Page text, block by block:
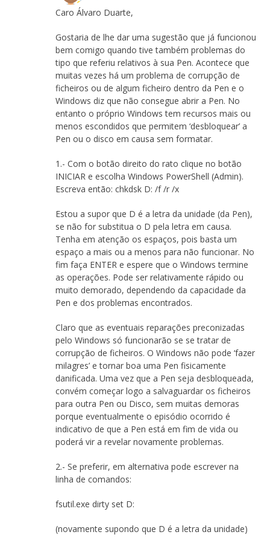
Caro Álvaro Duarte,
Gostaria de lhe dar uma sugestão que já funcionou
bem comigo quando tive também problemas do
tipo que referiu relativos à sua Pen. Acontece que
muitas vezes há um problema de corrupção de
ficheiros ou de algum ficheiro dentro da Pen e o
Windows diz que não consegue abrir a Pen. No
entanto o próprio Windows tem recursos mais ou
menos escondidos que permitem ‘desbloquear’ a
Pen ou o disco em causa sem formatar.
1.- Com o botão direito do rato clique no botão
INICIAR e escolha Windows PowerShell (Admin).
Escreva então: chkdsk D: /f /r /x
Estou a supor que D é a letra da unidade (da Pen),
se não for substitua o D pela letra em causa.
Tenha em atenção os espaços, pois basta um
espaço a mais ou a menos para não funcionar. No
fim faça ENTER e espere que o Windows termine
as operações. Pode ser relativamente rápido ou
muito demorado, dependendo da capacidade da
Pen e dos problemas encontrados.
Claro que as eventuais reparações preconizadas
pelo Windows só funcionarão se se tratar de
corrupção de ficheiros. O Windows não pode ‘fazer
milagres’ e tornar boa uma Pen fisicamente
danificada. Uma vez que a Pen seja desbloqueada,
convém começar logo a salvaguardar os ficheiros
para outra Pen ou Disco, sem muitas demoras
porque eventualmente o episódio ocorrido é
indicativo de que a Pen está em fim de vida ou
poderá vir a revelar novamente problemas.
2.- Se preferir, em alternativa pode escrever na
linha de comandos:
fsutil.exe dirty set D:
(novamente supondo que D é a letra da unidade)